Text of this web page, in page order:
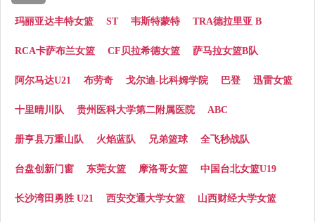
玛丽亚达丰特女篮 ST 韦斯特蒙特 TRA德拉里亚 B
RCA卡萨布兰女篮 CF贝拉希德女篮 萨马拉女篮B队
阿尔马达U21 布劳奇 戈尔迪-比科姆学院 巴登 迅雷女篮
十里晴川队 贵州医科大学第二附属医院 ABC
册亨县万重山队 火焰蓝队 兄弟篮球 全飞秒战队
台盘创新门窗 东莞女篮 摩洛哥女篮 中国台北女篮U19
长沙湾田勇胜 U21 西安交通大学女篮 山西财经大学女篮